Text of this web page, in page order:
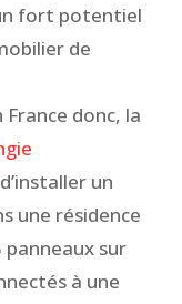
fort potentiel
de
donc, la
un
une résidence
sur
à une